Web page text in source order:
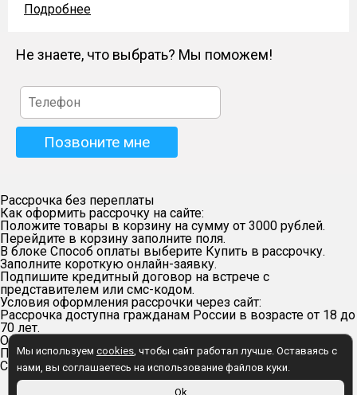
Мы используем cookies, чтобы сайт работал лучше. Оставаясь с
нами, вы соглашаетесь на использование файлов куки.
Ok
Подробнее
Не знаете, что выбрать? Мы поможем!
Рассрочка без переплаты
Как оформить рассрочку на сайте:
Положите товары в корзину на сумму от 3000 рублей.
Перейдите в корзину заполните поля.
В блоке Способ оплаты выберите Купить в рассрочку.
Заполните короткую онлайн-заявку.
Подпишите кредитный договор на встрече с
представителем или смс-кодом.
Условия оформления рассрочки через сайт:
Рассрочка доступна гражданам России в возрасте от 18 до
70 лет.
Оформление онлайн — через сайт
Первоначальный взнос — 20% от суммы заказа.
Срок рассрочки — 6 месяцев.